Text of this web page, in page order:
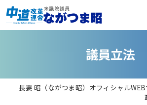
議員立法
長妻 昭（ながつま昭）オフィシャルWEB